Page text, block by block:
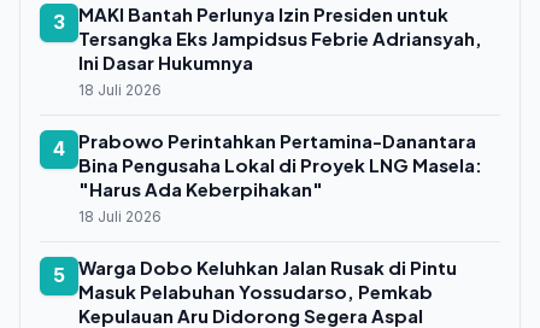
3
MAKI Bantah Perlunya Izin Presiden untuk
Tersangka Eks Jampidsus Febrie Adriansyah,
Ini Dasar Hukumnya
18 Juli 2026
4
Prabowo Perintahkan Pertamina-Danantara
Bina Pengusaha Lokal di Proyek LNG Masela:
"Harus Ada Keberpihakan"
18 Juli 2026
5 Warga Dobo Keluhkan Jalan Rusak di Pintu
Masuk Pelabuhan Yossudarso, Pemkab
Kepulauan Aru Didorong Segera Aspal